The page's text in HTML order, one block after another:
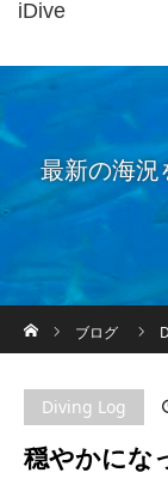
iDive
最新の海況
ブログ
Diving Log
穏やかにな